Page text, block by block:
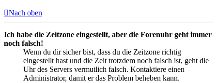
Nach oben
Ich habe die Zeitzone eingestellt, aber die Forenuhr geht immer
noch falsch!
Wenn du dir sicher bist, dass du die Zeitzone richtig
eingestellt hast und die Zeit trotzdem noch falsch ist, geht die
Uhr des Servers vermutlich falsch. Kontaktiere einen
Administrator, damit er das Problem beheben kann.